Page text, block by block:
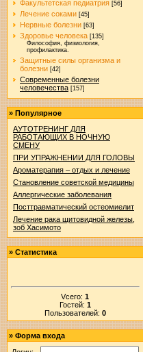
Факультетская педиатрия [56]
Лечение соками [45]
Нервные болезни [63]
Здоровье человека [135]
Философия, физиология,
профилактика.
Защитные силы организма и
болезни [42]
Современные болезни
человечества [157]
» Популярное
АУТОТРЕНИНГ ДЛЯ
РАБОТАЮЩИХ В НОЧНУЮ
СМЕНУ
ПРИ УПРАЖНЕНИИ ДЛЯ ГОЛОВЫ
Ароматерапия – отдых и лечение
Становление советской медицины
Аллергические заболевания
Посттравматический остеомиелит
Лечение рака щитовидной железы,
зоб Хасимото
» Статистика
Vсего:1
Гостей: 1
Пользователей: 0
» Форма входа